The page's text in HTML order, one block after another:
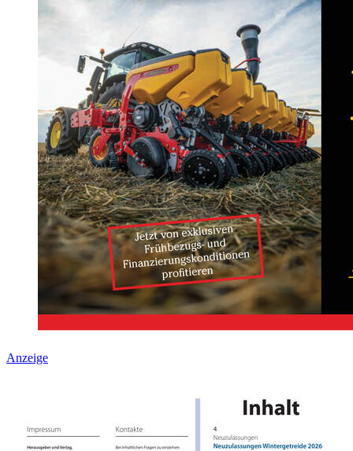
Anzeige